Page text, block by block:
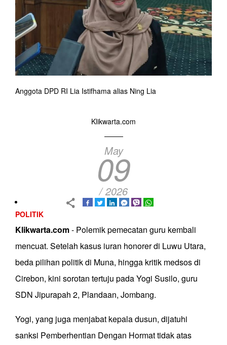
Anggota DPD RI Lia Istifhama alias Ning Lia
Klikwarta.com
May
09
/ 2026
POLITIK
Klikwarta.com- Polemik pemecatan guru kembali
mencuat. Setelah kasus iuran honorer di Luwu Utara,
beda pilihan politik di Muna, hingga kritik medsos di
Cirebon, kini sorotan tertuju pada Yogi Susilo, guru
SDN Jipurapah 2, Plandaan, Jombang.
Yogi, yang juga menjabat kepala dusun, dijatuhi
sanksi Pemberhentian Dengan Hormat tidak atas